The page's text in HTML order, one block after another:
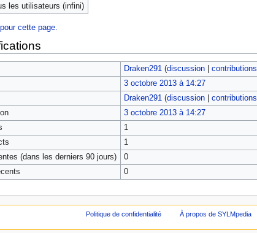
les utilisateurs (infini)
cette page.
Draken291 (discussion| contributions
3 octobre 2013 à 14:27
Draken291 (discussion| contributions
3 octobre 2013 à 14:27
1
1
(dans les derniers 90 jours)
0
0
Politique de confidentialité À propos de SYLMpedia